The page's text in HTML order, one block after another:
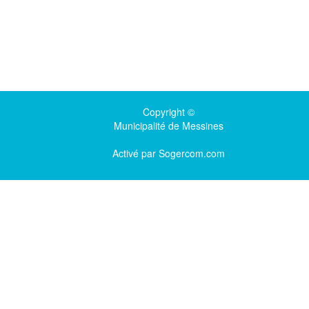
Copyright ©
Municipalité de Messines
Activé par Sogercom.com